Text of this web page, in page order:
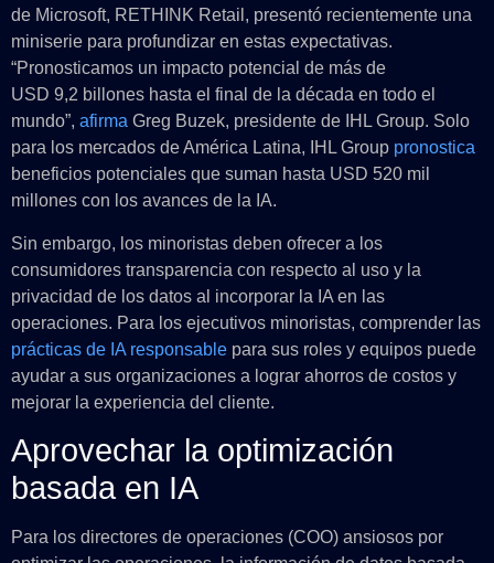
de Microsoft, RETHINK Retail, presentó recientemente una
miniserie para profundizar en estas expectativas.
“Pronosticamos un impacto potencial de más de
USD 9,2 billones hasta el final de la década en todo el
mundo”, afirma Greg Buzek, presidente de IHL Group. Solo
para los mercados de América Latina, IHL Group pronostica
beneficios potenciales que suman hasta USD 520 mil
millones con los avances de la IA.
Sin embargo, los minoristas deben ofrecer a los
consumidores transparencia con respecto al uso y la
privacidad de los datos al incorporar la IA en las
operaciones. Para los ejecutivos minoristas, comprender las
prácticas de IA responsable para sus roles y equipos puede
ayudar a sus organizaciones a lograr ahorros de costos y
mejorar la experiencia del cliente.
Aprovechar la optimización
basada en IA
Para los directores de operaciones (COO) ansiosos por